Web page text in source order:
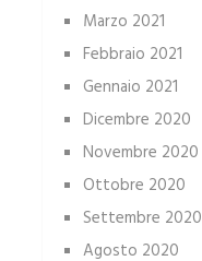
Marzo 2021
Febbraio 2021
Gennaio 2021
Dicembre 2020
Novembre 2020
Ottobre 2020
Settembre 2020
Agosto 2020